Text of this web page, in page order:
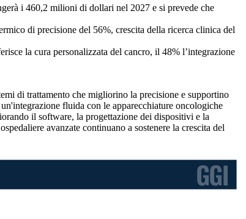
i 460,2 milioni di dollari nel 2027 e si prevede che
di precisione del 56%, crescita della ricerca clinica del
la cura personalizzata del cancro, il 48% l’integrazione
di trattamento che migliorino la precisione e supportino
fluida con le apparecchiature oncologiche
il software, la progettazione dei dispositivi e la
avanzate continuano a sostenere la crescita del